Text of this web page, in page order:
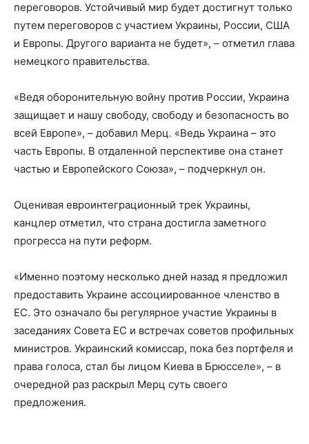
переговоров. Устойчивый мир будет достигнут только
путем переговоров с участием Украины, России, США
и Европы. Другого варианта не будет», – отметил глава
немецкого правительства.
«Ведя оборонительную войну против России, Украина
защищает и нашу свободу, свободу и безопасность во
всей Европе», – добавил Мерц. «Ведь Украина – это
часть Европы. В отдаленной перспективе она станет
частью и Европейского Союза», – подчеркнул он.
Оценивая евроинтеграционный трек Украины,
канцлер отметил, что страна достигла заметного
прогресса на пути реформ.
«Именно поэтому несколько дней назад я предложил
предоставить Украине ассоциированное членство в
ЕС. Это означало бы регулярное участие Украины в
заседаниях Совета ЕС и встречах советов профильных
министров. Украинский комиссар, пока без портфеля и
права голоса, стал бы лицом Киева в Брюсселе», – в
очередной раз раскрыл Мерц суть своего
предложения.